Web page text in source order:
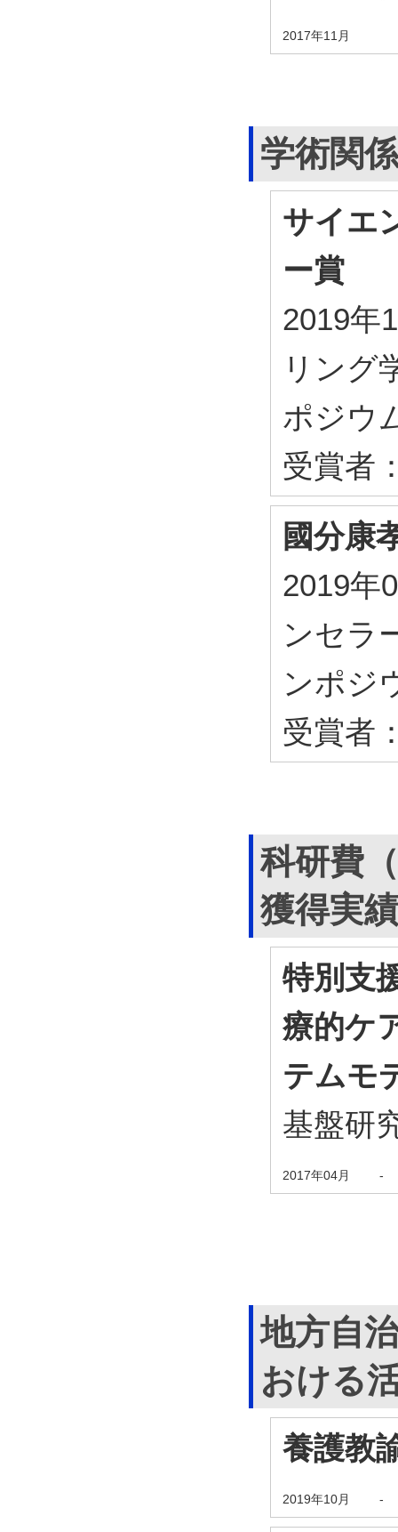
2017年11月
学術関
サイエ
ー賞
2019年
リング
ポジウ
受賞者
國分康
2019年
ンセラ
ンポジ
受賞者
科研費
獲得実績
特別支
療的ケ
テムモ
基盤研
2017年04月 -
地方自
おける
養護教
2019年10月 -